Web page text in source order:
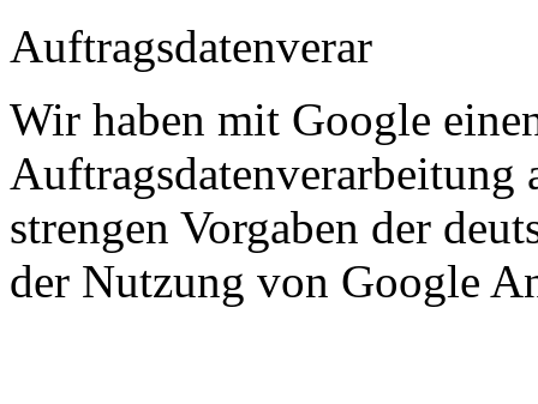
Auftragsdatenverar
Wir haben mit Google
Auftragsdatenverarbeitung
strengen Vorgaben der
der Nutzung von Google